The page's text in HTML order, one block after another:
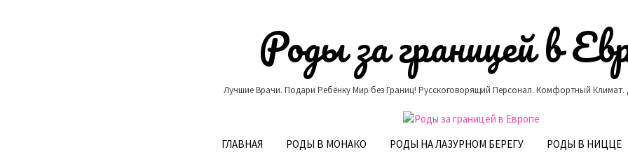
Роды за границей в
Лучшие Врачи. Подари Ребёнку Мир без Границ! Русскоговорящий Персонал. Комфортный Климат.
ГЛАВНАЯ РОДЫ В МОНАКО РОДЫ НА ЛАЗУРНОМ БЕРЕГУ РОДЫ В НИЦЦЕ